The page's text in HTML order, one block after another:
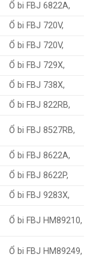
Ổ bi FBJ 6822A,
Ổ bi FBJ 720V,
Ổ bi FBJ 720V,
Ổ bi FBJ 729X,
Ổ bi FBJ 738X,
Ổ bi FBJ 822RB,
Ổ bi FBJ 8527RB,
Ổ bi FBJ 8622A,
Ổ bi FBJ 8622P,
Ổ bi FBJ 9283X,
Ổ bi FBJ HM89210,
Ổ bi FBJ HM89249,